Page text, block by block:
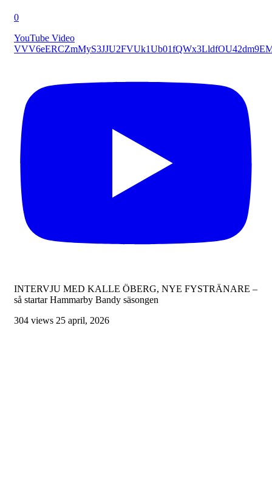
0
YouTube Video
INTERVJU MED KALLE ÖBERG, NYE FYSTRÄNARE –
så startar Hammarby Bandy säsongen
304 views 25 april, 2026